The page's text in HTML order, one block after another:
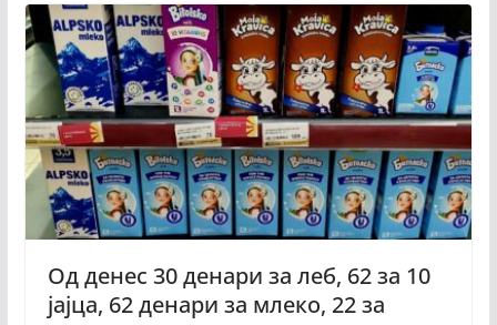
Oд денес 30 денари за леб, 62 за 10
јајца, 62 денари за млеко, 22 за